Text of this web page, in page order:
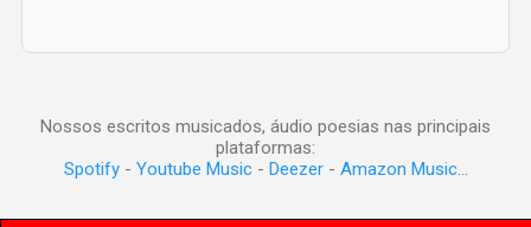
Nossos escritos musicados, áudio poesias nas principais
plataformas:
Spotify- Youtube Music- Deezer- Amazon Music...